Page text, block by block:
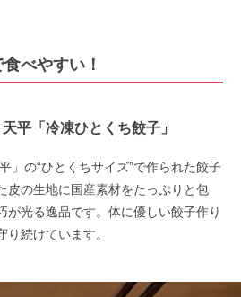
べやすい！
平「冷凍ひとくち餃子」
」の“ひとくちサイズ”で作られた餃子
皮の生地に国産素材をたっぷりと包
が光る逸品です。体に優しい餃子作り
続けています。